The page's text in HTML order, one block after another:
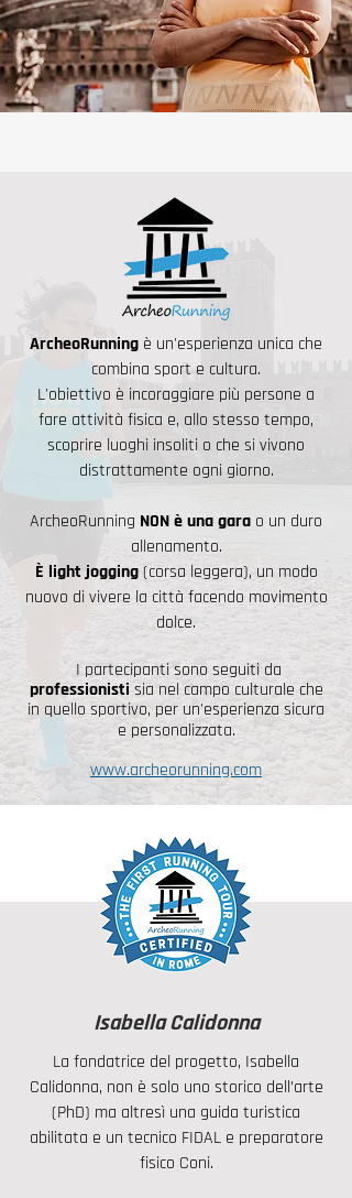
ArcheoRunning è un'esperienza unica che
combina sport e cultura.
L'obiettivo è incoraggiare più persone a
fare attività fisica e, allo stesso tempo,
scoprire luoghi insoliti o che si vivono
distrattamente ogni giorno.
ArcheoRunning NON è una gara o un duro
allenamento.
È light jogging(corsa leggera), un modo
nuovo di vivere la città facendo movimento
dolce.
I partecipanti sono seguiti da
professionisti sia nel campo culturale che
in quello sportivo, per un'esperienza sicura
e personalizzata.
www.archeorunning.com
Isabella Calidonna
La fondatrice del progetto, Isabella
Calidonna, non è solo uno storico dell’arte
(PhD) ma altresì una guida turistica
abilitata e un tecnico FIDAL e preparatore
fisico Coni.